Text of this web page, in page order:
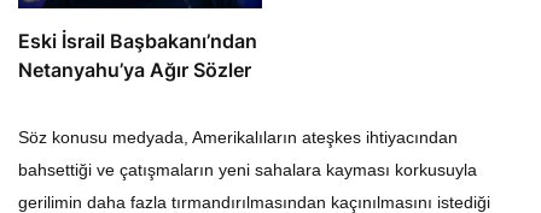
Eski İsrail Başbakanı’ndan
Netanyahu’ya Ağır Sözler
Söz konusu medyada, Amerikalıların ateşkes ihtiyacından
bahsettiği ve çatışmaların yeni sahalara kayması korkusuyla
gerilimin daha fazla tırmandırılmasından kaçınılmasını istediği